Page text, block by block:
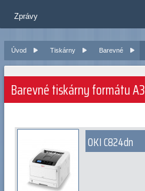
Zprávy
Úvod Tiskárny Barevné
Barevné tiskárny formátu A3
OKI C824dn